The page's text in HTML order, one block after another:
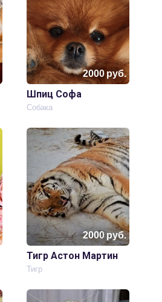
2000руб.
Шпиц Софа
Собака
2000руб.
Тигр Астон Мартин
Тигр